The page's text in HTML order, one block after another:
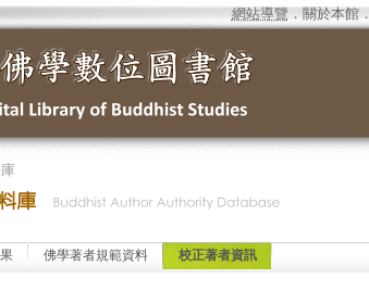
網站導覽 ． 關於本館．
佛學著者規範資料 校正著者資訊